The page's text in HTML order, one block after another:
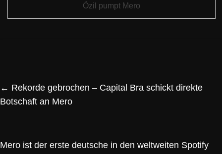
Özil pumpt Mero
← Rekorde gebrochen – Capital Bra schickt direkte
Botschaft an Mero
Mero ist der erste deutsche in den weltweiten Spotify